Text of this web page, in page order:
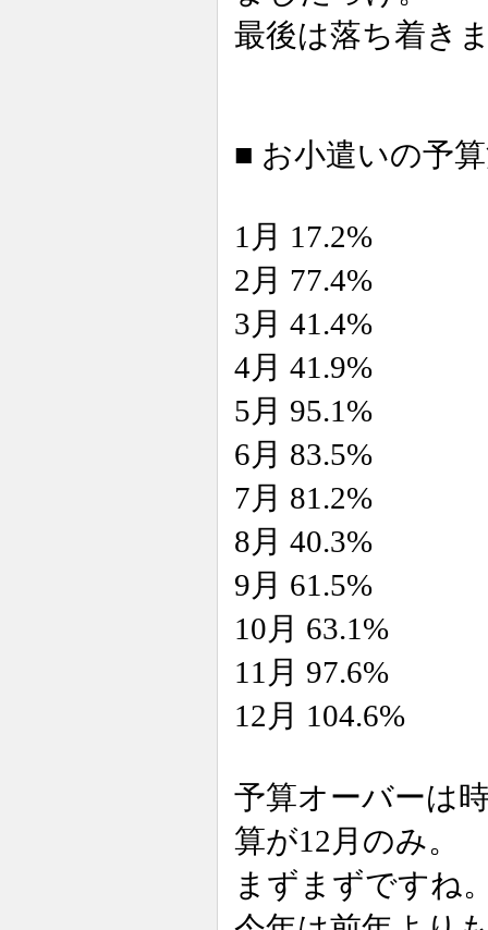
最後は落ち着き
■ お小遣いの予
1月 17.2%
2月 77.4%
3月 41.4%
4月 41.9%
5月 95.1%
6月 83.5%
7月 81.2%
8月 40.3%
9月 61.5%
10月 63.1%
11月 97.6%
12月 104.6%
予算オーバーは
算が12月のみ。
まずまずですね